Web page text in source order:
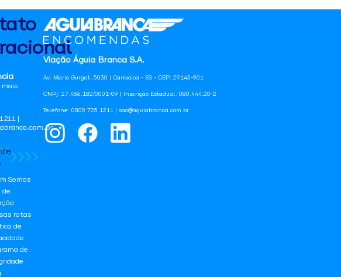
Viação Águia Branca S.A.
Av. Mario Gurgel, 5030 | Cariacica - ES - CEP: 29145-901
CNPJ: 27.486.182/0001-09 | Inscrição Estadual: 080.444.20-2
Telefone: 0800 725 1211 | sac@aguiabranca.com.br
mais
|
Somos
de
rotas
de
de